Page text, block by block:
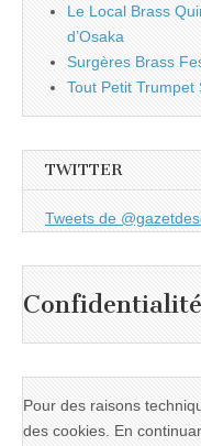
Le Local Brass
d’Osaka
Surgères Brass
Tout Petit Trumpet
TWITTER
Tweets de
Pour des raisons
des cookies. En